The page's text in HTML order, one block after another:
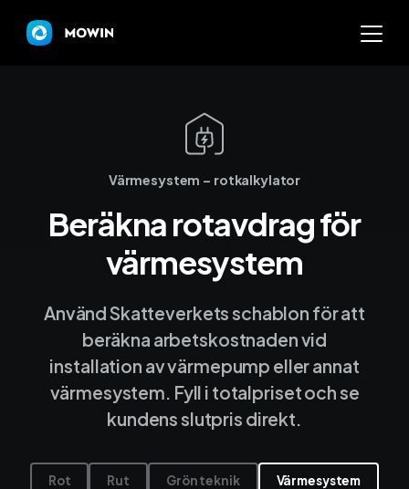
Byt system och behåll
Priser
Nyheter
Prova Mowin 30 DAGAR
Kalkylatorer
Ekonomisystem
Värmesystem – rotkalkylator
Beräkna rotavdrag för
värmesystem
Använd Skatteverkets schablon för att
beräkna arbetskostnaden vid
installation av värmepump eller annat
värmesystem. Fyll i totalpriset och se
kundens slutpris direkt.
Rot Rut Grön teknik Värmesystem